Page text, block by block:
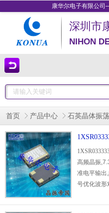
康华尔电子有限公
深圳市
NIHON
首页 产品中心 石英晶体振
振
高频晶振
准电平输出
号优化波形
试,可抵御